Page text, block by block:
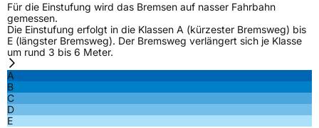
Für die Einstufung wird das Bremsen auf nasser Fahrbahn
gemessen.
Die Einstufung erfolgt in die Klassen A (kürzester Bremsweg) bis
E (längster Bremsweg). Der Bremsweg verlängert sich je Klasse
um rund 3 bis 6 Meter.
A
B
C
D
E